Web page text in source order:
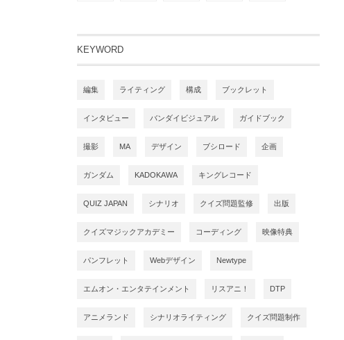
KEYWORD
編集 ライティング 構成 ブックレット
インタビュー バンダイビジュアル ガイドブック
撮影 MA デザイン ブシロード 企画
ガンダム KADOKAWA キングレコード
QUIZ JAPAN シナリオ クイズ問題監修 出版
クイズマジックアカデミー コーディング 映像特典
パンフレット Webデザイン Newtype
エムオン・エンタテインメント リスアニ！ DTP
アニメランド シナリオライティング クイズ問題制作